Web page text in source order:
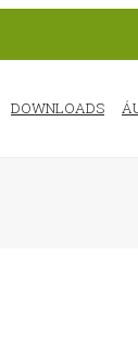
DOWNLOADS